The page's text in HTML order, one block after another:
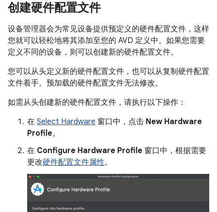
创建硬件配置文件
设备管理器会为常见设备提供预定义的硬件配置文件，这样
您就可以轻松地将其添加至您的 AVD 定义中。如果您需要
定义不同的设备，则可以创建新的硬件配置文件。
您可以从头定义新的硬件配置文件，也可以从复制硬件配置
文件着手。预加载的硬件配置文件无法修改。
如需从头创建新的硬件配置文件，请执行以下操作：
在 Select Hardware 窗口中，点击 New Hardware
Profile。
在 Configure Hardware Profile 窗口中，根据需要
更改硬件配置文件属性。